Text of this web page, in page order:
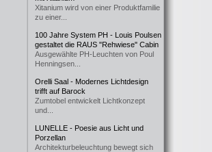
Xitanium wird von einer Produktfamilie
zu einer...
100 Jahre System PH - Louis Poulsen
gestaltet die RAUS "Rehwiese" Cabin
Ausgewählte PH-Leuchten von Poul
Henningsen...
Orelli Saal - Modernes Lichtdesign
trifft auf Barock
Zumtobel entwickelt Lichtkonzept
und...
LUNELLE - Poesie aus Licht und
Porzellan
Architekturbeleuchtung bewegt sich